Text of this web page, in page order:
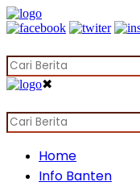
✖
Home
Info Banten